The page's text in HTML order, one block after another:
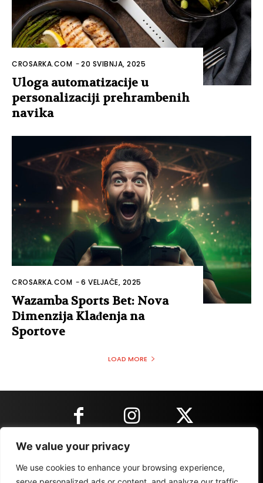
We value your privacy
We use cookies to enhance your browsing experience,
CROSARKA.COM -20 SVIBNJA, 2025
Uloga automatizacije u
personalizaciji prehrambenih
navika
CROSARKA.COM -6 VELJAČE, 2025
Wazamba Sports Bet: Nova
Dimenzija Klađenja na
Sportove
LOAD MORE
KONTAKT INFORMACIJE